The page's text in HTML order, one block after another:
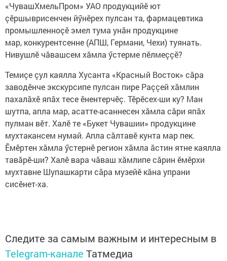
«ЧувашХмельПром» УАО продукцийӗ ют
çӗршыврисенчен йӳнӗрех пулсан та, фармацевтика
промышленноçӗ эмел тума унăн продукцине
мар, конкурентсенне (АПШ, Германи, Чехи) туянать.
Нивушлӗ чăвашсем хăмла ӳстерме пӗлмеççӗ?
Темиçе çул каялла Хусанта «Красный Восток» сăра
заводӗнче экскурсипе пулсан пире Раççей хăмлин
пахалăхӗ япăх тесе ӗнентерчӗç. Тӗрӗсех-ши ку? Ман
шутпа, апла мар, асатте-асаннесен хăмла сăри япăх
пулман вӗт. Халӗ те «Букет Чувашии» продукцине
мухтакансем нумай. Апла сăлтавӗ кунта мар пек.
Ӗмӗртен хăмла ӳстернӗ регион хăмла ăстин ятне каялла
тавăрӗ-ши? Халӗ вара чăваш хăмлипе сăрин ӗмӗрхи
мухтавне Шупашкарти сăра музейӗ кăна упрани
сисӗнет-ха.
Следите за самым важным и интересным в
Telegram-канале Татмедиа